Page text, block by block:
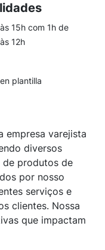
15h com 1h de
12h
plantilla
empresa varejista
diversos
produtos de
por nosso
serviços e
clientes. Nossa
que impactam